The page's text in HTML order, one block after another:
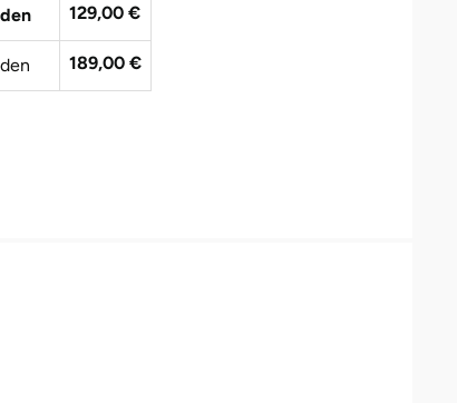
129,00 €
189,00 €